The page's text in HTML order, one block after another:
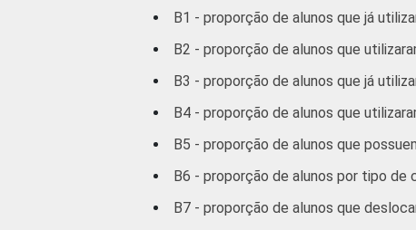
Base: 7 369 alunos do 5º ano que
dezembro de 2012.
Fonte: NIC.br - set/dez 2012
B1 - proporção de alunos que já
B2 - proporção de alunos que
B3 - proporção de alunos que já
B4 - proporção de alunos que
B5 - proporção de alunos que
B6 - proporção de alunos por tipo
B7 - proporção de alunos que